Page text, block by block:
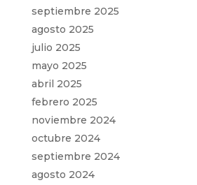
septiembre 2025
agosto 2025
julio 2025
mayo 2025
abril 2025
febrero 2025
noviembre 2024
octubre 2024
septiembre 2024
agosto 2024